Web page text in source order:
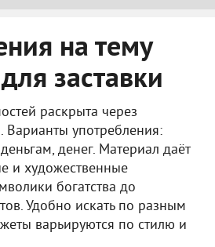
на тему
заставки
раскрыта через
Варианты употребления:
денег. Материал даёт
и художественные
богатства до
Удобно искать по разным
варьируются по стилю и